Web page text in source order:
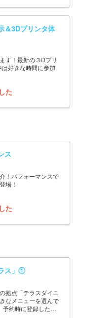
＆3Dプリンタ体
す！最新の３Dプリ
好きな時間に参加
た
ス
！パフォーマンスで
場！
た
ス」①
拠点「テラスダイニ
なメニューを選んで
予約時に登録した同